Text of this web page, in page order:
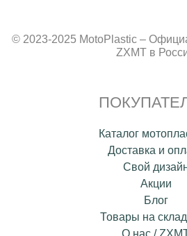
© 2023-2025 MotoPlastic –
ZXMT в
Каталог
Доставка и
Свой
Акции
Блог
Товары на
О нас /